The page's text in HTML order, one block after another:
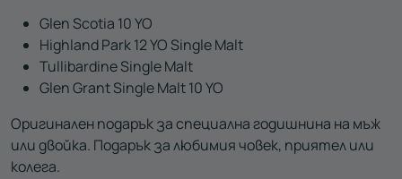
Glen Scotia 10 YO
Highland Park 12 YO Single Malt
Tullibardine Single Malt
Glen Grant Single Malt 10 YO
Оригинален подарък за специална годишнина на мъж
или двойка. Подарък за любимия човек, приятел или
колега.